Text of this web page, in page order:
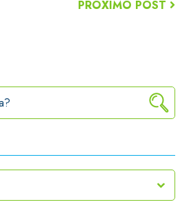
PRÓXIMO POST